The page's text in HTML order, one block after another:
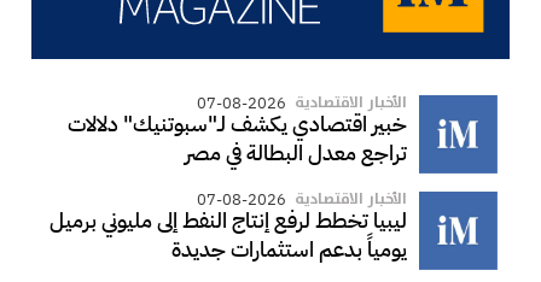
الأخبار الاقتصادية 07-08-2026
خبير اقتصادي يكشف لـ"سبوتنيك" دلالات
تراجع معدل البطالة في مصر
الأخبار الاقتصادية 07-08-2026
ليبيا تخطط لرفع إنتاج النفط إلى مليوني برميل
يومياً بدعم استثمارات جديدة